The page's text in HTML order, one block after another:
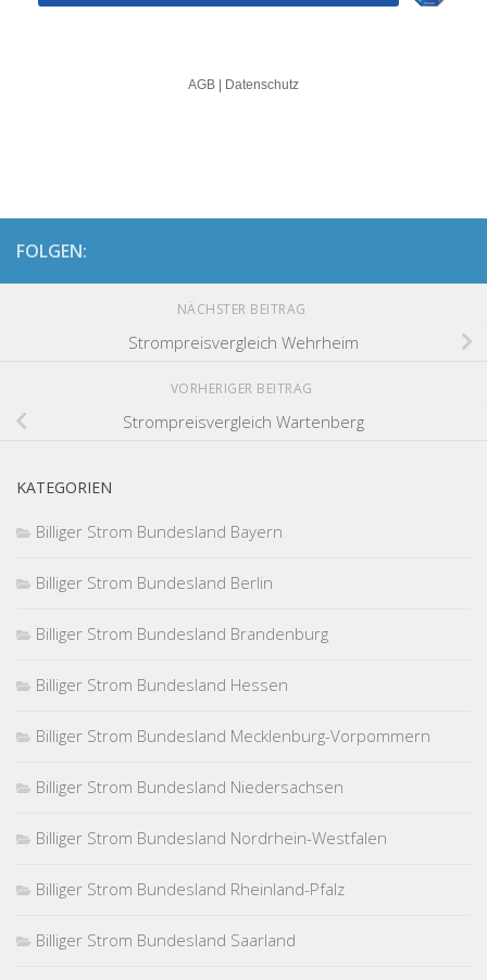
FOLGEN:
NÄCHSTER BEITRAG
Strompreisvergleich Wehrheim
VORHERIGER BEITRAG
Strompreisvergleich Wartenberg
KATEGORIEN
Billiger Strom Bundesland Bayern
Billiger Strom Bundesland Berlin
Billiger Strom Bundesland Brandenburg
Billiger Strom Bundesland Hessen
Billiger Strom Bundesland Mecklenburg-Vorpommern
Billiger Strom Bundesland Niedersachsen
Billiger Strom Bundesland Nordrhein-Westfalen
Billiger Strom Bundesland Rheinland-Pfalz
Billiger Strom Bundesland Saarland